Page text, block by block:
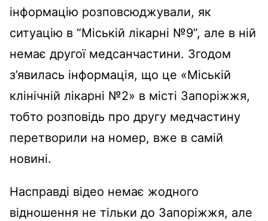
інформацію розповсюджували, як
ситуацію в “Міській лікарні №9”, але в ній
немає другої медсанчастини. Згодом
з’явилась інформація, що це «Міській
клінічній лікарні №2» в місті Запоріжжя,
тобто розповідь про другу медчастину
перетворили на номер, вже в самій
новині.
Насправді відео немає жодного
відношення не тільки до Запоріжжя, але